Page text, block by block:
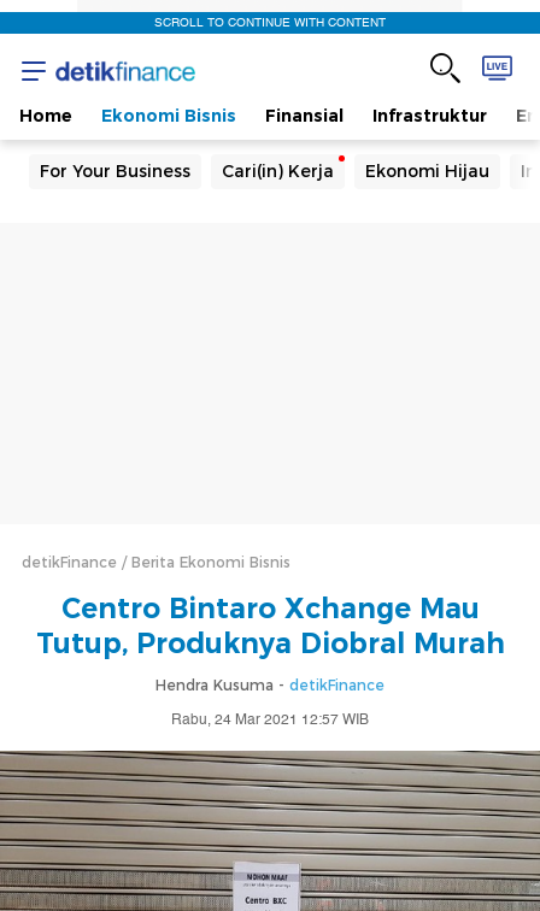
SCROLL TO CONTINUE WITH CONTENT
Home Ekonomi Bisnis Finansial Infrastruktur
For Your Business Cari(in) Kerja Ekonomi Hijau
detikFinance Berita Ekonomi Bisnis
Centro Bintaro Xchange Mau
Tutup, Produknya Diobral Murah
Hendra Kusuma - detikFinance
Rabu, 24 Mar 2021 12:57 WIB